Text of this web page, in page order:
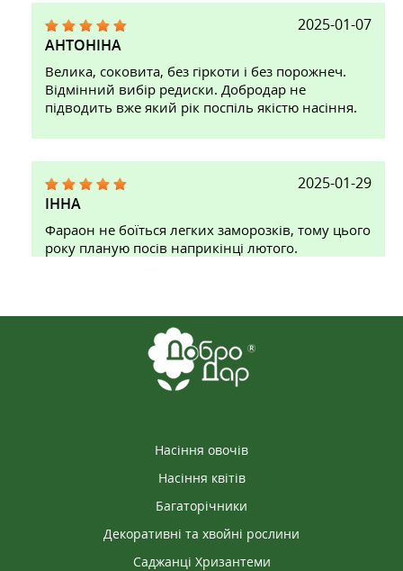
2025-01-07
АНТОНІНА
Велика, соковита, без гіркоти і без порожнеч.
Відмінний вибір редиски. Добродар не
підводить вже який рік поспіль якістю насіння.
2025-01-29
ІННА
Фараон не боїться легких заморозків, тому цього
року планую посів наприкінці лютого.
Насіння овочів
Насіння квітів
Багаторічники
Декоративні та хвойні рослини
Саджанці Хризантеми